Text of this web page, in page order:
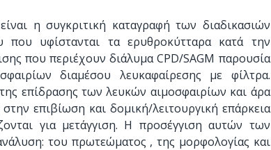
η συγκριτική καταγραφή των διαδικασιών
που υφίστανται τα ερυθροκύτταρα κατά την
που περιέχουν διάλυμα CPD/SAGM παρουσία
διαμέσου λευκαφαίρεσης με φίλτρα.
επίδρασης των λευκών αιμοσφαιρίων και άρα
επιβίωση και δομική/λειτουργική επάρκεια
για μετάγγιση. Η προσέγγιση αυτών των
του πρωτεώματος , της μορφολογίας και